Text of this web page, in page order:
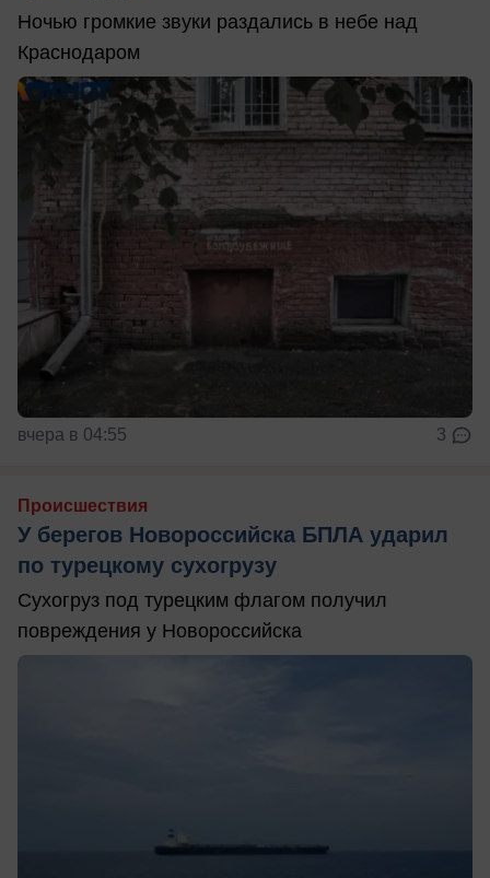
Ночью громкие звуки раздались в небе над
Краснодаром
вчера в 04:55 3
Происшествия
У берегов Новороссийска БПЛА ударил
по турецкому сухогрузу
Сухогруз под турецким флагом получил
повреждения у Новороссийска